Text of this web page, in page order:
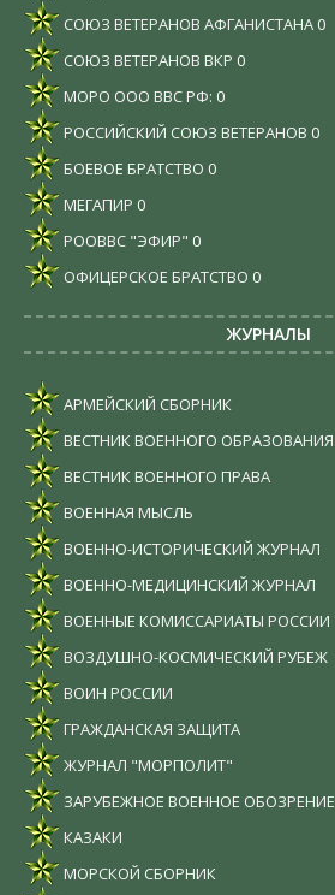
СОЮЗ ВЕТЕРАНОВ АФГАНИСТАНА 0
СОЮЗ ВЕТЕРАНОВ ВКР 0
МОРО ООО ВВС РФ: 0
РОССИЙСКИЙ СОЮЗ ВЕТЕРАНОВ 0
БОЕВОЕ БРАТСТВО 0
МЕГАПИР 0
РООВВС "ЭФИР" 0
ОФИЦЕРСКОЕ БРАТСТВО 0
ЖУРНАЛЫ
АРМЕЙСКИЙ СБОРНИК
ВЕСТНИК ВОЕННОГО ОБРАЗОВАНИЯ
ВЕСТНИК ВОЕННОГО ПРАВА
ВОЕННАЯ МЫСЛЬ
ВОЕННО-ИСТОРИЧЕСКИЙ ЖУРНАЛ
ВОЕННО-МЕДИЦИНСКИЙ ЖУРНАЛ
ВОЕННЫЕ КОМИССАРИАТЫ РОССИИ
ВОЗДУШНО-КОСМИЧЕСКИЙ РУБЕЖ
ВОИН РОССИИ
ГРАЖДАНСКАЯ ЗАЩИТА
ЖУРНАЛ "МОРПОЛИТ"
ЗАРУБЕЖНОЕ ВОЕННОЕ ОБОЗРЕНИЕ
КАЗАКИ
МОРСКОЙ СБОРНИК